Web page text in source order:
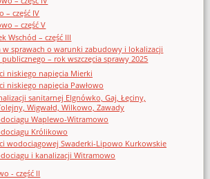
– część IV
– część V
Wschód – część III
w sprawach o warunki zabudowy i lokalizacji
– rok wszczęcia sprawy 2025
niskiego napięcia Mierki
niskiego napięcia Pawłowo
sanitarnej Elgnówko, Gaj, Łęciny,
Wigwałd, Wilkowo, Zawady
Waplewo-Witramowo
Królikowo
wodociągowej Swaderki-Lipowo Kurkowskie
i kanalizacji Witramowo
- część II